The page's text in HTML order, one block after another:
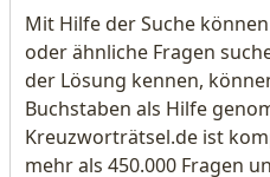
Mit Hilfe der Suche
oder ähnliche Fragen
der Lösung kennen,
Buchstaben als Hilfe
Kreuzworträtsel.de ist
mehr als 450.000 Fragen